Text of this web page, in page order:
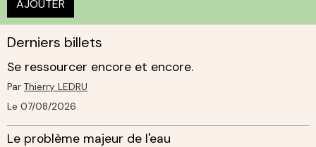
AJOUTER
Derniers billets
Se ressourcer encore et encore.
Par Thierry LEDRU
Le 07/08/2026
Le problème majeur de l'eau